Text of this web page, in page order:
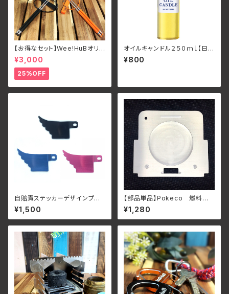
【お得なセット】Wee!HuBオリ
ジナル 一体型ステンレス マイ
箸 MOTECO ケース付き
¥3,000
25%OFF
オイルキャンドル２５０ｍｌ【日本
製】 イエロー
¥800
自賠責ステッカーデザインプレ
ート 翼
¥1,500
【部品単品】Pokeco 燃料
台 1個～
¥1,280